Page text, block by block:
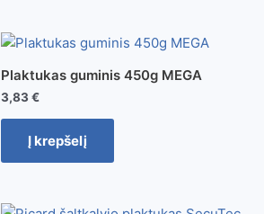
Plaktukas guminis 450g MEGA
3,83€
Į krepšelį